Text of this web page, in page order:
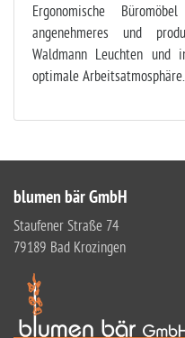
Ergonomische
angenehmeres und
Waldmann Leuchten und
optimale Arbeitsatmosphäre.
blumen bär GmbH
Staufener Straße 74
79189 Bad Krozingen